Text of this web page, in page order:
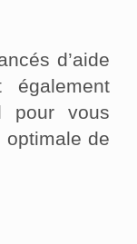
d’aide
pour vous
de